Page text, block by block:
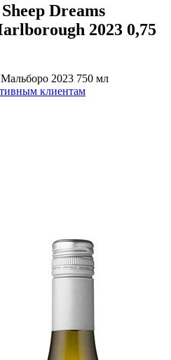
Dreams
2023 0,75
2023 750 мл
клиентам